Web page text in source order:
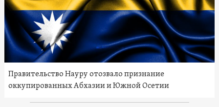
Правительство Науру отозвало признание
оккупированных Абхазии и Южной Осетии